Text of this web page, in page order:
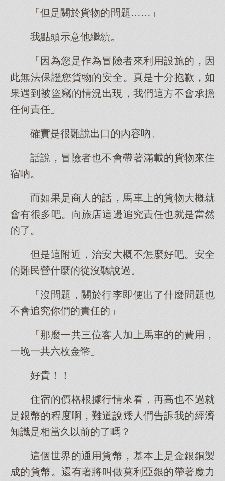
「但是關於貨物的問題……」
我點頭示意他繼續。
「因為您是作為冒險者來利用設施的，因
此無法保證您貨物的安全。真是十分抱歉，如
果遇到被盜竊的情況出現，我們這方不會承擔
任何責任」
確實是很難說出口的內容吶。
話說，冒險者也不會帶著滿載的貨物來住
宿吶。
而如果是商人的話，馬車上的貨物大概就
會有很多吧。向旅店這邊追究責任也就是當然
的了。
但是這附近，治安大概不怎麼好吧。安全
的難民營什麼的從沒聽說過。
「沒問題，關於行李即便出了什麼問題也
不會追究你們的責任的」
「那麼一共三位客人加上馬車的的費用，
一晚一共六枚金幣」
好貴！！
住宿的價格根據行情來看，再高也不過就
是銀幣的程度啊，難道說矮人們告訴我的經濟
知識是相當久以前的了嗎？
這個世界的通用貨幣，基本上是金銀銅製
成的貨幣。還有著將叫做莫利亞銀的帶著魔力